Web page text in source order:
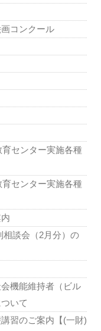
コンクール
センター実施各種
センター実施各種
相談会（2月分）の
機能維持者（ビル
いて
習のご案内【(一財)